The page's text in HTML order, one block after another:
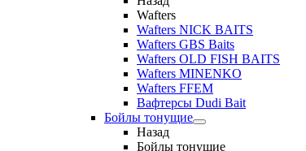
Wafters
Wafters NICK BAITS
Wafters GBS Baits
Wafters OLD FISH BAITS
Wafters MINENKO
Wafters FFEM
Вафтерсы Dudi Bait
Бойлы тонущие
Назад
Бойлы тонущие